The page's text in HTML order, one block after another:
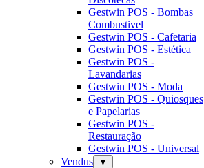
Gestwin POS - Bombas
Combustivel
Gestwin POS - Cafetaria
Gestwin POS - Estética
Gestwin POS -
Lavandarias
Gestwin POS - Moda
Gestwin POS - Quiosques
e Papelarias
Gestwin POS -
Restauração
Gestwin POS - Universal
Vendus
▼